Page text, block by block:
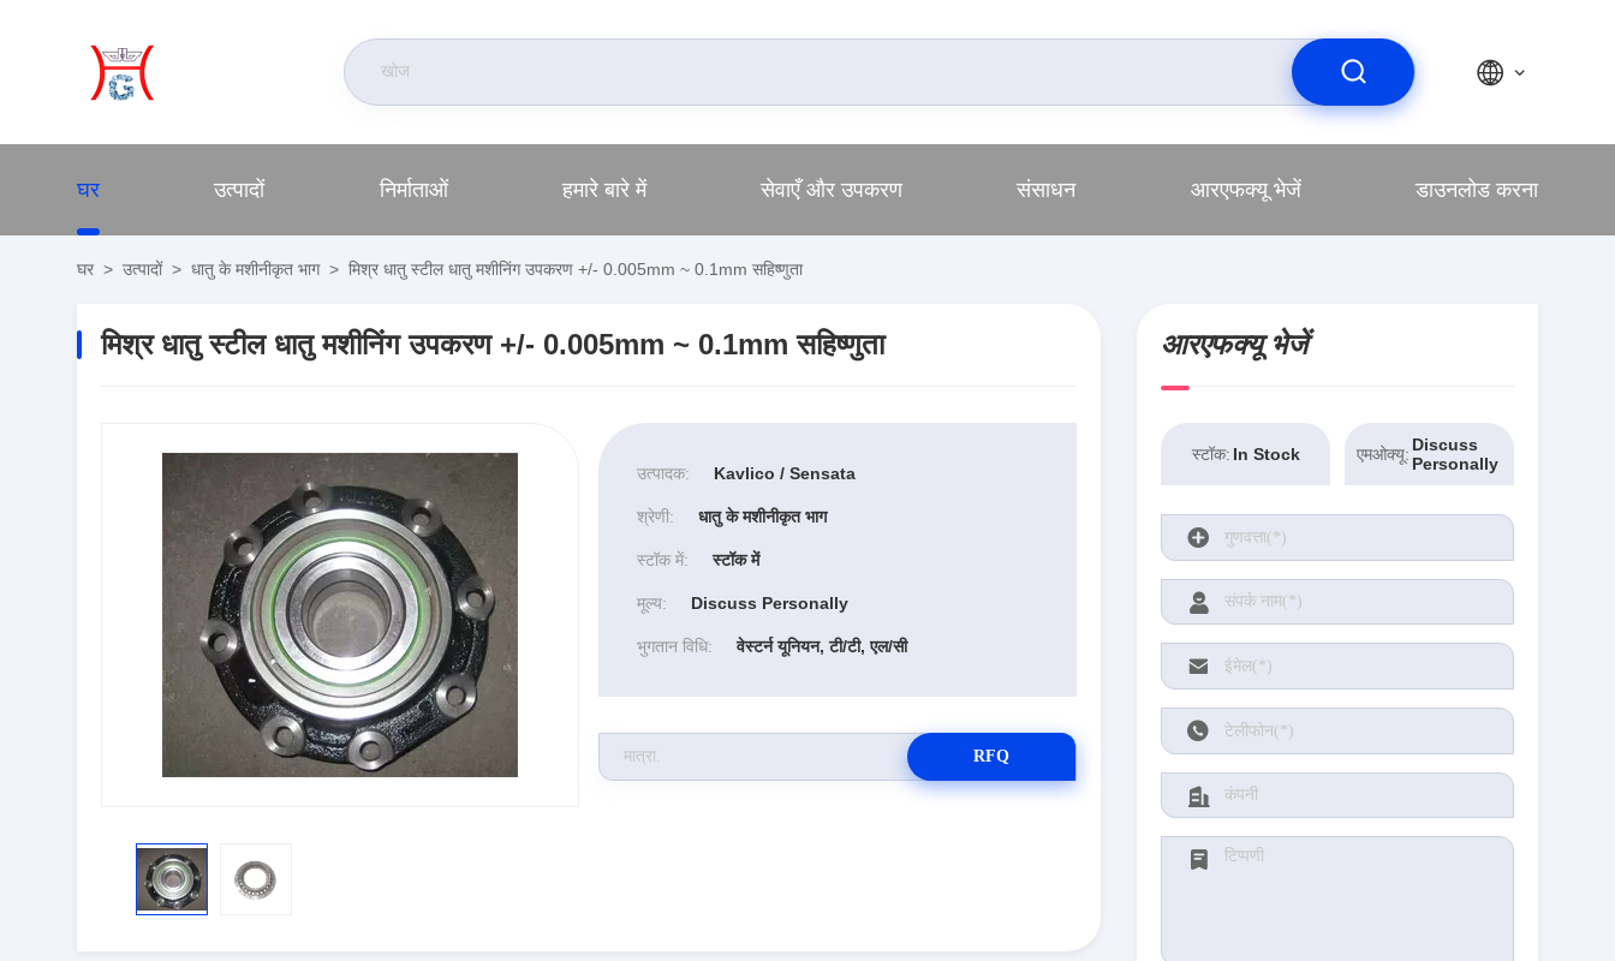
घर उत्पादों निर्माताओं हमारे बारे में सेवाएँ और उपकरण संसाधन आरएफक्यू भेजें डाउनलोड करना
घर > उत्पादों > धातु के मशीनीकृत भाग > मिश्र धातु स्टील धातु मशीनिंग उपकरण +/- 0.005mm ~ 0.1mm सहिष्णुता
मिश्र धातु स्टील धातु मशीनिंग उपकरण +/- 0.005mm ~ 0.1mm सहिष्णुता
उत्पादक: Kavlico / Sensata
श्रेणी: धातु के मशीनीकृत भाग
स्टॉक में: स्टॉक में
मूल्य: Discuss Personally
भुगतान विधि: वेस्टर्न यूनियन, टी/टी, एल/सी
RFQ
आरएफक्यू भेजें
स्टॉक: In Stock एमओक्यू: Discuss
Personally